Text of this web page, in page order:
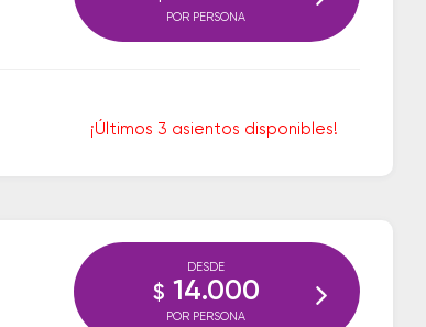
¡Últimos 3 asientos disponibles!
POR PERSONA
DESDE
$ 14.000
POR PERSONA